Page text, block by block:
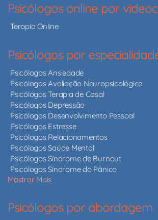
Psicólogos online por
Terapia Online
Psicólogos por
Psicólogos Ansiedade
Psicólogos Avaliação Neuropsicológica
Psicólogos Terapia de Casal
Psicólogos Depressão
Psicólogos Desenvolvimento Pessoal
Psicólogos Estresse
Psicólogos Relacionamentos
Psicólogos Saúde Mental
Psicólogos Síndrome de Burnout
Psicólogos Síndrome do Pânico
Mostrar Mais
Psicólogos por abordagem